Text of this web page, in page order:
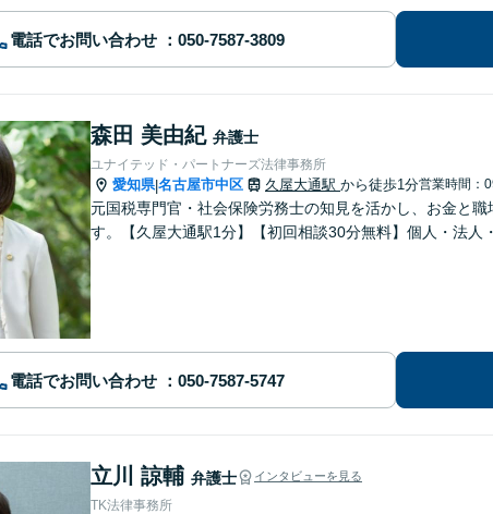
電話でお問い合わせ
森田 美由紀 弁護士
ユナイテッド・パートナーズ法律事務所
愛知県|名古屋市中区 久屋大通駅 から徒歩1分営業時間：
元国税専門官・社会保険労務士の知見を活かし、お金と
す。【久屋大通駅1分】【初回相談30分無料】個人・法人
電話でお問い合わせ
立川 諒輔 弁護士 インタビューを見る
TK法律事務所